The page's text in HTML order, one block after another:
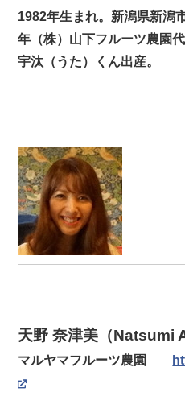
1982年生まれ。新潟県新潟
年（株）山下フルーツ農園
宇汰（うた）くん出産。
天野 奈津美（Natsumi
マルヤマフルーツ農園